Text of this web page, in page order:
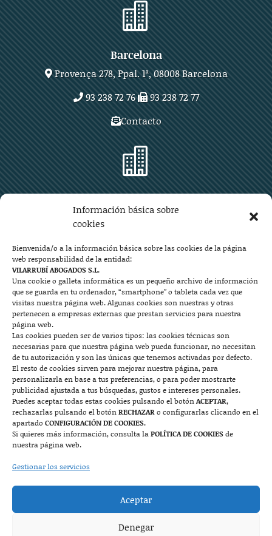
Información básica sobre
cookies
Bienvenida/o a la información básica sobre las cookies de la página
web responsabilidad de la entidad:
VILARRUBÍ ABOGADOS S.L.
Una cookie o galleta informática es un pequeño archivo de información
que se guarda en tu ordenador, “smartphone” o tableta cada vez que
visitas nuestra página web. Algunas cookies son nuestras y otras
pertenecen a empresas externas que prestan servicios para nuestra
página web.
Las cookies pueden ser de varios tipos: las cookies técnicas son
necesarias para que nuestra página web pueda funcionar, no necesitan
de tu autorización y son las únicas que tenemos activadas por defecto.
El resto de cookies sirven para mejorar nuestra página, para
personalizarla en base a tus preferencias, o para poder mostrarte
publicidad ajustada a tus búsquedas, gustos e intereses personales.
Puedes aceptar todas estas cookies pulsando el botónACEPTAR,
rechazarlas pulsando el botónRECHAZARo configurarlas clicando en el
apartado CONFIGURACIÓN DE COOKIES.
Si quieres más información, consulta laPOLÍTICA DE COOKIESde
nuestra página web.
Gestionar los servicios
Aceptar
Denegar

Barcelona
Provença 278, Ppal. 1ª, 08008 Barcelona
93 238 72 76
93 238 72 77
Contacto

Plaza Aragón 10, planta 11ª, 50004 Zaragoza
976 219 571
976 225 209
Contacto

Mallorca
Josep Pla, n°6, 07400 Alcudia (Mallorca)
722 131 870
Contacto

Plaza Mayor 7, 1º, 22400 Monzón (Huesca)
974 415 252
Contacto